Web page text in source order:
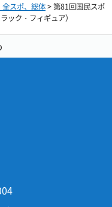
全スポ、総体> 第81回国民スポ
ック・フィギュア）